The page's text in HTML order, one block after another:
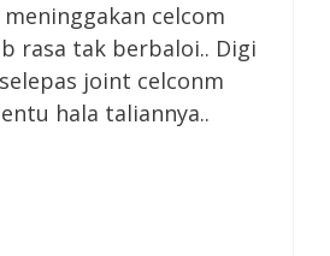
meninggakan celcom
rasa tak berbaloi.. Digi
joint celconm
hala taliannya..